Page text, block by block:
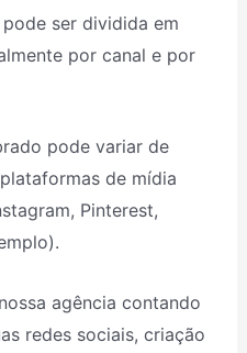
pode ser dividida em
por canal e por
pode variar de
de mídia
Pinterest,
agência contando
redes sociais, criação